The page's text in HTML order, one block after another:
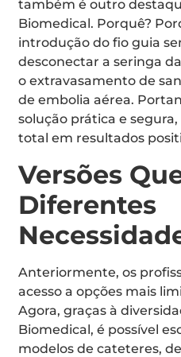
também é outro
Biomedical. Porquê?
introdução do fio guia
desconectar a seringa
o extravasamento de
de embolia aérea.
solução prática e
total em resultados
Versões
Diferentes
Anteriormente, os
acesso a opções mais
Agora, graças à
Biomedical, é possível
modelos de cateteres,